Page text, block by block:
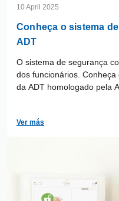
10 April 2025
Conheça o sistema
ADT
O sistema de segurança
dos funcionários.
da ADT homologado pela
Ver más